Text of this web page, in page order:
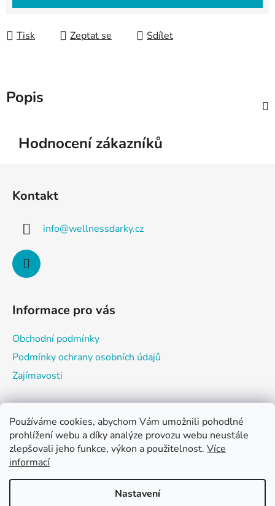
Používáme cookies, abychom Vám umožnili pohodlné
prohlížení webu a díky analýze provozu webu neustále
zlepšovali jeho funkce, výkon a použitelnost. Více
informací
Nastavení
Tisk Zeptat se Sdílet
Popis
Hodnocení zákazníků
Kontakt
info@wellnessdarky.cz
Informace pro vás
Obchodní podmínky
Podmínky ochrany osobních údajů
Zajímavosti
Nákupní košík